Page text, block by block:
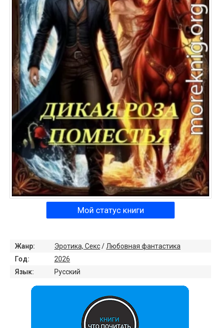
Мой статус книги
Жанр: Эротика, Секс/ Любовная фантастика
Год:
2026
Язык:
Русский